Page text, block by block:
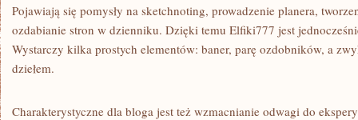
Pojawiają się pomysły na sketchnoting, prowadzenie planera,
ozdabianie stron w dzienniku. Dzięki temu Elfiki777 jest
Wystarczy kilka prostych elementów: baner, parę ozdobników, a
dziełem.
Charakterystyczne dla bloga jest też wzmacnianie odwagi do